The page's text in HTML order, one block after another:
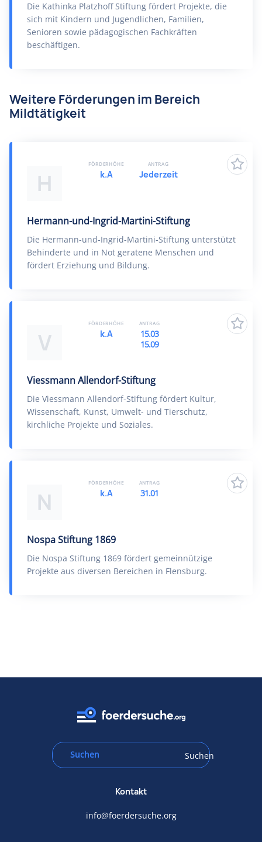
Die Kathinka Platzhoff Stiftung fördert Projekte, die
sich mit Kindern und Jugendlichen, Familien,
Senioren sowie pädagogischen Fachkräften
beschäftigen.
Weitere Förderungen im Bereich
Mildtätigkeit
H
Hermann-und-Ingrid-Martini-Stiftung
Die Hermann-und-Ingrid-Martini-Stiftung unterstützt
Behinderte und in Not geratene Menschen und
fördert Erziehung und Bildung.
FÖRDERHÖHE
k.A
ANTRAG
Jederzeit
V
Viessmann Allendorf-Stiftung
Die Viessmann Allendorf-Stiftung fördert Kultur,
Wissenschaft, Kunst, Umwelt- und Tierschutz,
kirchliche Projekte und Soziales.
FÖRDERHÖHE
k.A
ANTRAG
15.03
15.09
N
Nospa Stiftung 1869
Die Nospa Stiftung 1869 fördert gemeinnützige
Projekte aus diversen Bereichen in Flensburg.
FÖRDERHÖHE
k.A
ANTRAG
31.01
Suchen
Kontakt
info@foerdersuche.org